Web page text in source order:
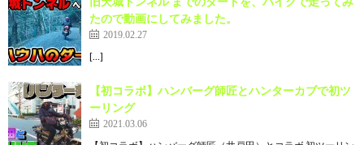
たので動画にしてみました。
2019.02.27
[…]
【初コラボ】ハンバーグ師匠とハンターカブで初ツ
ーリング
2021.03.06